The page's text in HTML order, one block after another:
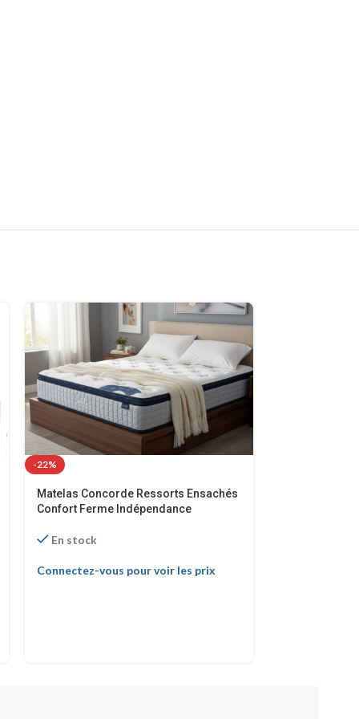
-22%
Matelas Concorde Ressorts Ensachés
Confort Ferme Indépendance
En stock
Connectez-vous pour voir les prix